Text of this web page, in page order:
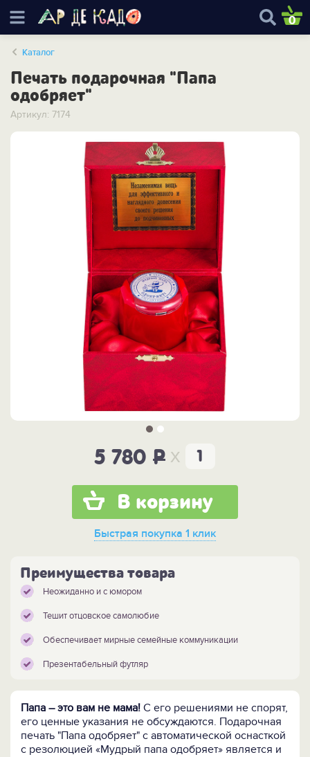
0
Каталог
Печать подарочная "Папа
одобряет"
Артикул: 7174
5 780 P x
В корзину
Быстрая покупка 1 клик
Преимущества товара
Неожиданно и с юмором
Тешит отцовское самолюбие
Обеспечивает мирные семейные коммуникации
Презентабельный футляр
Папа – это вам не мама! С его решениями не спорят,
его ценные указания не обсуждаются. Подарочная
печать "Папа одобряет" с автоматической оснасткой
с резолюцией «Мудрый папа одобряет» является и